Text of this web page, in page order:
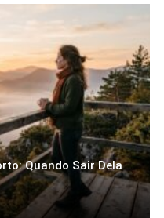
Sair Do Papel
Toler
Quando Sair Dela